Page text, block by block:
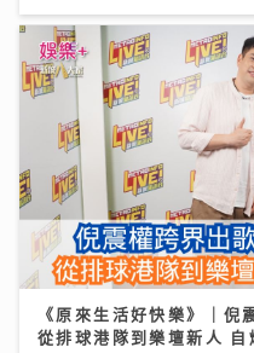
《原來生活好快樂》｜倪
從排球港隊到樂壇新人 自
古淖文率多位歌手黃埔
波心得同場展現球技